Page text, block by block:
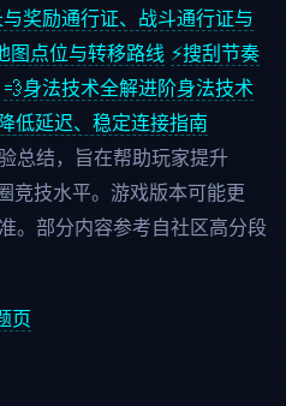
奖励通行证、战斗通行证与
图点位与转移路线 ⚡搜刮节奏
💨身法技术全解进阶身法技术
降低延迟、稳定连接指南
总结，旨在帮助玩家提升
竞技水平。游戏版本可能更
。部分内容参考自社区高分段
页